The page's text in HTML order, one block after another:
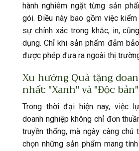
hành nghiêm ngặt từng sản
gói. Điều này bao gồm việc
sự chính xác trong khắc, in,
dụng. Chỉ khi sản phẩm đảm
được phép đưa ra ngoài thị
Xu hướng Quà tặng
nhất: "Xanh" và "Độc bản"
Trong thời đại hiện nay, việc
doanh nghiệp không chỉ đơn
truyền thống, mà ngày càng chú
chọn những sản phẩm mang